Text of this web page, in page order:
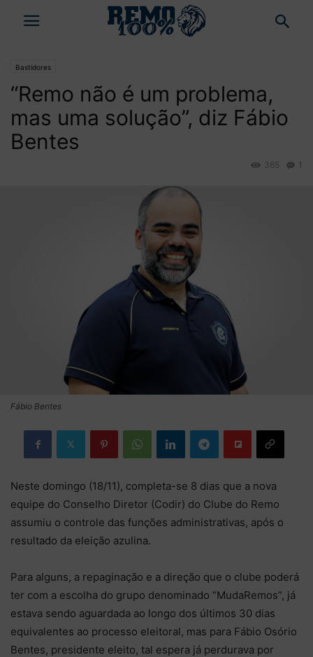
Bastidores
“Remo não é um problema,
mas uma solução”, diz Fábio
Bentes
1
365
Fábio Bentes
Neste domingo (18/11), completa-se 8 dias que a nova
equipe do Conselho Diretor (Codir) do Clube do Remo
assumiu o controle das funções administrativas, após o
resultado da eleição azulina.
Para alguns, a repaginação e a direção que o clube poderá
ter com a escolha do grupo denominado “MudaRemos”, já
estava sendo aguardada ao longo dos últimos 30 dias
equivalentes ao processo eleitoral, mas para Fábio Osório
Bentes, presidente eleito, tal espera já perdurava por